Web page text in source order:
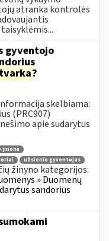
atranka kontrolės
gyventojo
tvarka?
skelbiama:
(PRC907)
apie sudarytus
įmonė
užsienio gyventojas
žinyno kategorijos:
» Duomenų
sandorius